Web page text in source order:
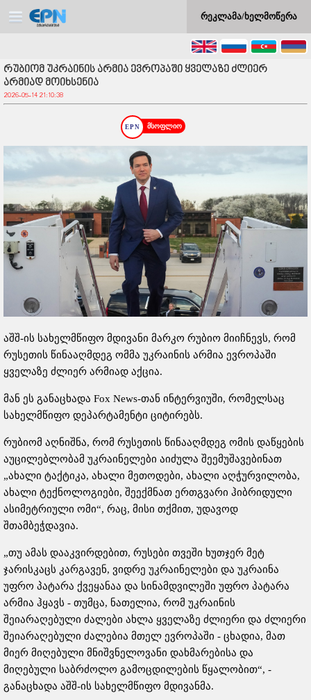
რეკლამა/ხელმოწერა
რუბიომ უკრაინის არმია ევროპაში ყველაზე ძლიერ
არმიად მოიხსენია
2026-05-14 21:10:38
მსოფლიო
აშშ-ის სახელმწიფო მდივანი მარკო რუბიო მიიჩნევს, რომ
რუსეთის წინააღმდეგ ომმა უკრაინის არმია ევროპაში
ყველაზე ძლიერ არმიად აქცია.
მან ეს განაცხადა Fox News-თან ინტერვიუში, რომელსაც
სახელმწიფო დეპარტამენტი ციტირებს.
რუბიომ აღნიშნა, რომ რუსეთის წინააღმდეგ ომის დაწყების
აუცილებლობამ უკრაინელები აიძულა შეემუშავებინათ
„ახალი ტაქტიკა, ახალი მეთოდები, ახალი აღჭურვილობა,
ახალი ტექნოლოგიები, შეექმნათ ერთგვარი ჰიბრიდული
ასიმეტრიული ომი“, რაც, მისი თქმით, უდავოდ
შთამბეჭდავია.
„თუ ამას დააკვირდებით, რუსები თვეში ხუთჯერ მეტ
ჯარისკაცს კარგავენ, ვიდრე უკრაინელები და უკრაინა
უფრო პატარა ქვეყანაა და სინამდვილეში უფრო პატარა
არმია ჰყავს - თუმცა, ნათელია, რომ უკრაინის
შეიარაღებული ძალები ახლა ყველაზე ძლიერი და ძლიერი
შეიარაღებული ძალებია მთელ ევროპაში - ცხადია, მათ
მიერ მიღებული მნიშვნელოვანი დახმარებისა და
მიღებული საბრძოლო გამოცდილების წყალობით“, -
განაცხადა აშშ-ის სახელმწიფო მდივანმა.